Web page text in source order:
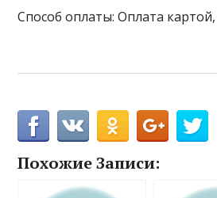
Способ оплаты: Оплата
Похожие Записи: